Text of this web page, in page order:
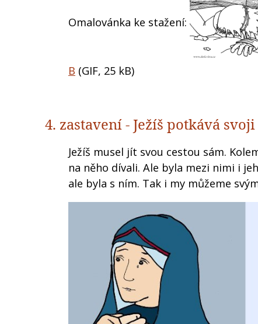
Omalovánka ke stažení:
B (GIF, 25 kB)
4. zastavení - Ježíš potkává
Ježíš musel jít svou cestou sám.
na něho dívali. Ale byla mezi nimi i
ale byla s ním. Tak i my můžeme